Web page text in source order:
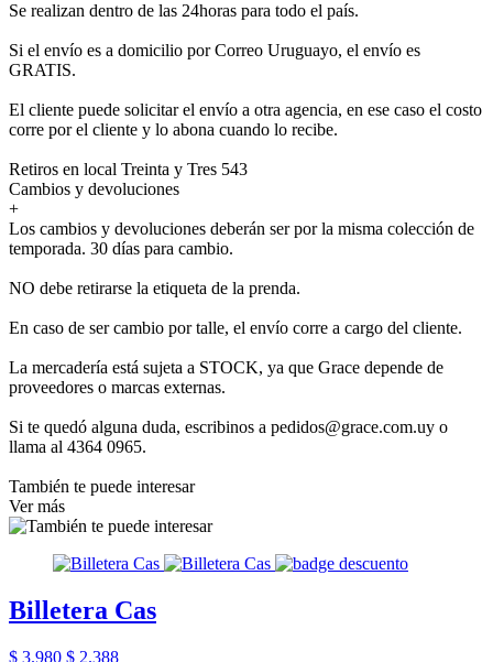
Se realizan dentro de las 24horas para todo el país.
Si el envío es a domicilio por Correo Uruguayo, el envío es
GRATIS.
El cliente puede solicitar el envío a otra agencia, en ese caso el costo
corre por el cliente y lo abona cuando lo recibe.
Retiros en local Treinta y Tres 543
Cambios y devoluciones
+
Los cambios y devoluciones deberán ser por la misma colección de
temporada. 30 días para cambio.
NO debe retirarse la etiqueta de la prenda.
En caso de ser cambio por talle, el envío corre a cargo del cliente.
La mercadería está sujeta a STOCK, ya que Grace depende de
proveedores o marcas externas.
Si te quedó alguna duda, escribinos a pedidos@grace.com.uy o
llama al 4364 0965.
También te puede interesar
Ver más
Billetera Cas
$ 3.980 $ 2.388